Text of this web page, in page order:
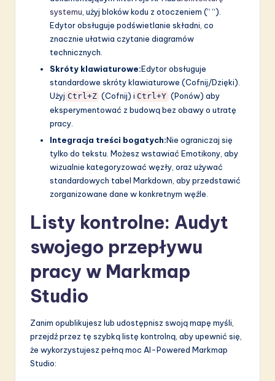
systemu , użyj bloków kodu z otoczeniem (“ “).
Edytor obsługuje podświetlanie składni, co
znacznie ułatwia czytanie diagramów
technicznych.
Skróty klawiaturowe:Edytor obsługuje
standardowe skróty klawiaturowe (Cofnij/Dzięki).
Użyj Ctrl+Z (Cofnij) i Ctrl+Y (Ponów) aby
eksperymentować z budową bez obawy o utratę
pracy.
Integracja treści bogatych:Nie ograniczaj się
tylko do tekstu. Możesz wstawiać Emotikony, aby
wizualnie kategoryzować węzły, oraz używać
standardowych tabel Markdown, aby przedstawić
zorganizowane dane w konkretnym węźle.
Listy kontrolne: Audyt
swojego przepływu
pracy w Markmap
Studio
Zanim opublikujesz lub udostępnisz swoją mapę myśli,
przejdź przez tę szybką listę kontrolną, aby upewnić się,
że wykorzystujesz pełną moc AI-Powered Markmap
Studio: